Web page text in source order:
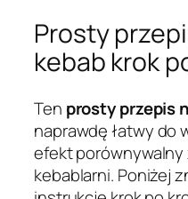
Prosty
kebab krok
Ten prosty przepis
naprawdę łatwy do
efekt porównywalny
kebablarni. Poniżej